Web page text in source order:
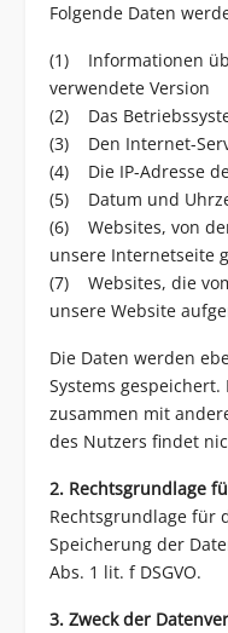
Folgende Daten
(1) Informationen
verwendete Version
(2) Das
(3) Den Internet-
(4) Die IP-Adresse
(5) Datum und
(6) Websites, von
unsere Internetseite
(7) Websites, die
unsere Website
Die Daten werden
Systems
zusammen mit
des Nutzers findet
2. Rechtsgrundlage
Rechtsgrundlage für
Speicherung der
Abs. 1 lit. f DSGVO.
3. Zweck der